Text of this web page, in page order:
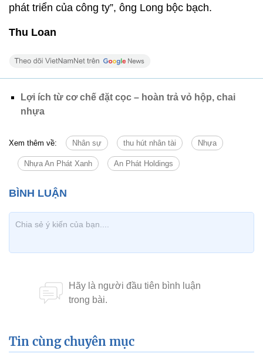
phát triển của công ty”, ông Long bộc bạch.
Thu Loan
Lợi ích từ cơ chế đặt cọc – hoàn trả vỏ hộp, chai
nhựa
Xem thêm về: Nhân sự thu hút nhân tài Nhựa
Nhựa An Phát Xanh An Phát Holdings
Tin cùng chuyên mục